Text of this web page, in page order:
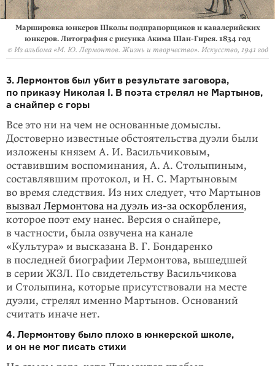
Маршировка юнкеров Школы подпрапорщиков и кавалерийских
юнкеров. Литография с рисунка Акима Шан-Гирея. 1834 год
© Из альбома «М. Ю. Лермонтов. Жизнь и творчество». Искусство, 1941 год
3. Лермонтов был убит в результате заговора,
по приказу Николая I. В поэта стрелял не Мартынов,
а снайпер с горы
Все это ни на чем не осно­ванные домыслы.
Достоверно известные обстоятельства дуэли были
изложены князем А. И. Васильчиковым,
оставившим воспоминания, А. А. Столыпиным,
составлявшим протокол, и Н. С. Мартыновым
во время следствия. Из них следует, что Мартынов
вызвал Лермонтова на дуэль из-за оскорбления,
кото­рое поэт ему нанес. Версия о снайпере,
в частности, была озвучена на канале
«Культура» и высказана В. Г. Бондаренко
в последней биографии Лермонтова, вышедшей
в серии ЖЗЛ. По свидетельству Васильчикова
и Столыпина, кото­рые присутствовали на месте
дуэли, стрелял именно Мартынов. Оснований
считать иначе нет.
4. Лермонтову было плохо в юнкерской школе,
и он не мог писать стихи